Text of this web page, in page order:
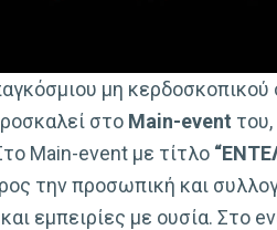
μη
στο Main-event
Main-event με τίτλο
την προσωπική και
εμπειρίες με ουσία. Στο